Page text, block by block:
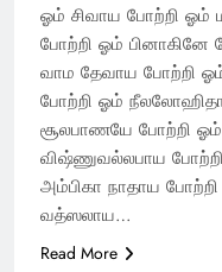
ஓம் சிவாய போற்றி
போற்றி ஓம் பினாகினே
வாம தேவாய போற்றி
போற்றி ஓம்
சூலபாணயே போற்றி
விஷ்ணுவல்லபாய
அம்பிகா நாதாய
வத்ஸலாய…
Read More